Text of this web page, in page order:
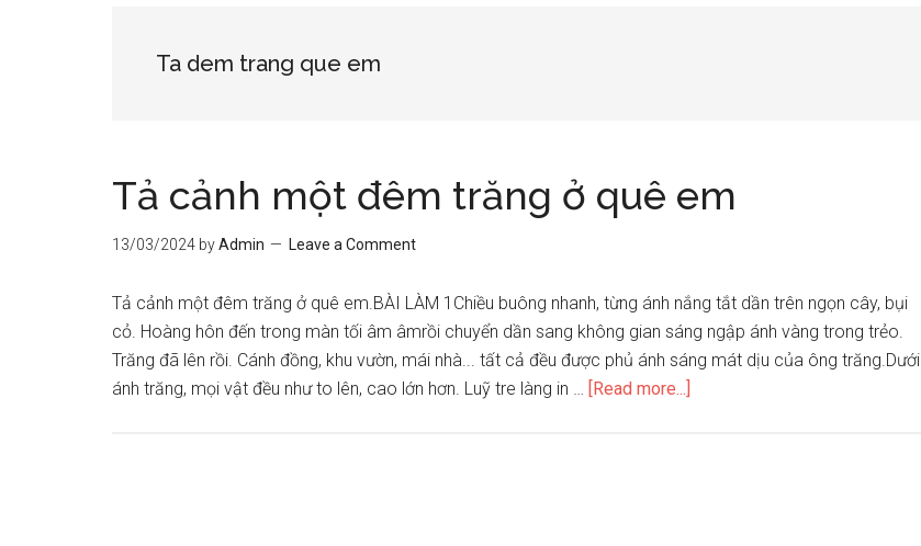
Ta dem trang que em
Tả cảnh một đêm trăng ở quê em
13/03/2024 byAdmin Leave a Comment
Tả cảnh một đêm trăng ở quê em.BÀI LÀM 1Chiều buông nhanh, từng ánh nắng tắt dần trên ngọn cây, bụi
cỏ. Hoàng hôn đến trong màn tối âm âmrồi chuyển dần sang không gian sáng ngập ánh vàng trong trẻo.
Trăng đã lên rồi. Cánh đồng, khu vườn, mái nhà... tất cả đều được phủ ánh sáng mát dịu của ông trăng.Dưới
ánh trăng, mọi vật đều như to lên, cao lớn hơn. Luỹ tre làng in … [Read more...]